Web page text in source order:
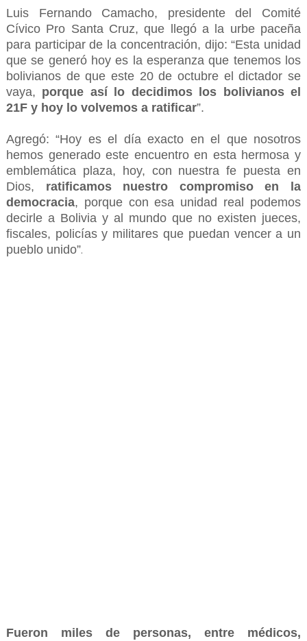
Luis Fernando Camacho, presidente del Comité
Cívico Pro Santa Cruz, que llegó a la urbe paceña
para participar de la concentración, dijo: “Esta unidad
que se generó hoy es la esperanza que tenemos los
bolivianos de que este 20 de octubre el dictador se
vaya, porque así lo decidimos los bolivianos el
21F y hoy lo volvemos a ratificar”.
Agregó: “Hoy es el día exacto en el que nosotros
hemos generado este encuentro en esta hermosa y
emblemática plaza, hoy, con nuestra fe puesta en
Dios, ratificamos nuestro compromiso en la
democracia, porque con esa unidad real podemos
decirle a Bolivia y al mundo que no existen jueces,
fiscales, policías y militares que puedan vencer a un
pueblo unido”.
Fueron miles de personas, entre médicos,